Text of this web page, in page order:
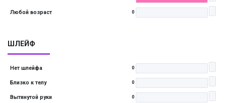
Любой возраст 0
ШЛЕЙФ
Нет шлейфа 0
Близко к телу 0
Вытянутой руки 0